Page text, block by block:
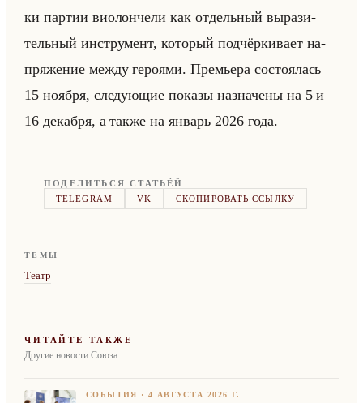
ки пар­тии ви­олон­че­ли как от­дельный вы­ра­зи­
тельный ин­стру­мент, ко­то­рый под­чёр­ки­ва­ет на­
пря­же­ние между ге­ро­ями. Пре­мье­ра со­сто­ялась
15 но­яб­ря, сле­ду­ющие по­ка­зы на­зна­че­ны на 5 и
16 де­каб­ря, а также на ян­варь 2026 года.
ПОДЕЛИТЬСЯ СТАТЬЁЙ
TELEGRAM
VK СКОПИРОВАТЬ ССЫЛКУ
ТЕМЫ
Театр
ЧИТАЙТЕ ТАКЖЕ
Другие новости Союза
СОБЫТИЯ ·4 АВГУСТА 2026 Г.